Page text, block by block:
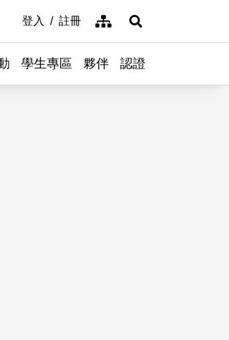
登入 註冊 網站導覽展開搜尋
學生專區 夥伴 認證